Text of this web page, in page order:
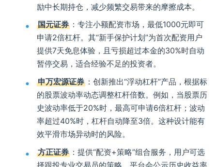
励中长期持仓，减少频繁交易带来的摩擦成本。
国元证券 ：专注小额配资市场，最低1000元即可
申请2倍杠杆。其“新手保护计划”为首次配资用户
提供7天免息体验，且亏损超过本金的30%时自动
暂停交易，适合经验不足的投资者。
申万宏源证券 ：创新推出“浮动杠杆”产品，根据标
的股票波动率动态调整杠杆倍数。例如，当股票历
史波动率低于20%时，最高可申请6倍杠杆；波动
率超过40%时，杠杆自动降至3倍。这种设计能有
效平滑市场异动时的风险。
方正证券 ：提供“配资+策略”组合服务，用户可选
择跟投专业交易员的策略。平台会公示历史收益率